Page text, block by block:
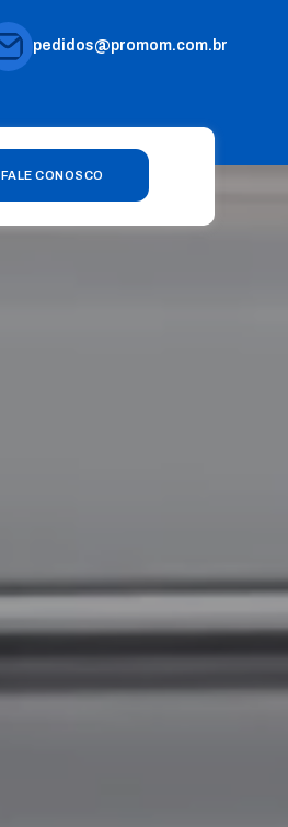
pedidos@promom.com.br
FALE CONOSCO